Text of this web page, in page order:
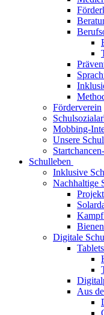
Förderverein
Mobbing-
Unsere
Schulleben
Inklusive
Nachhaltige
Digitale
Tablets
Aus